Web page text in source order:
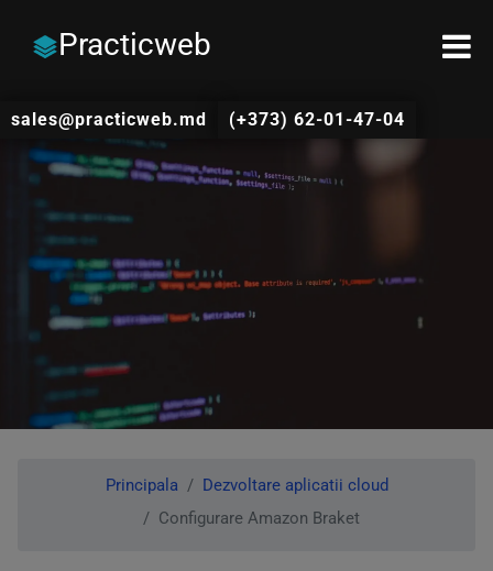
Practicweb
sales@practicweb.md (+373) 62-01-47-04
Principala
Dezvoltare aplicatii cloud
Configurare Amazon Braket